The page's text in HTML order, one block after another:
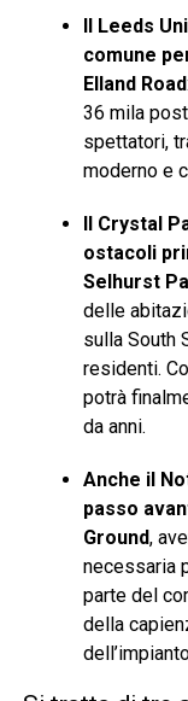
Il Leeds
comune
Elland Road
36 mila
spettatori,
moderno e
Il Crystal
ostacoli
Selhurst
delle
sulla South
residenti.
potrà
da anni.
Anche il
passo
Ground,
necessaria
parte del
della